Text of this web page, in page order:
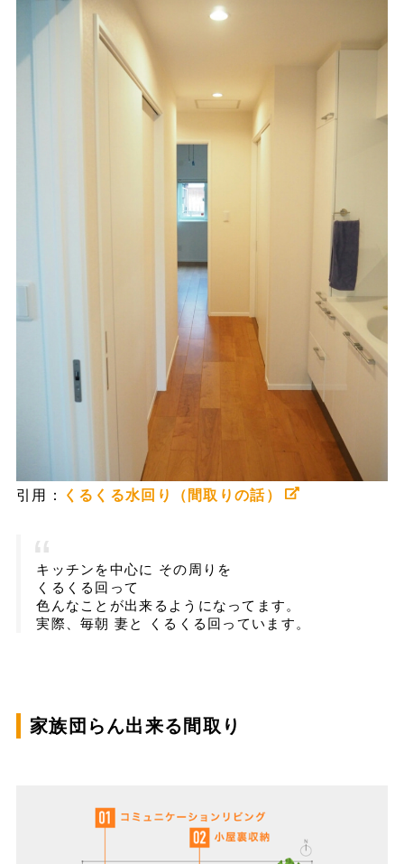
引用： くるくる水回り（間取りの話）
キッチンを中心に その周りを
くるくる回って
色んなことが出来るようになってます。
実際、毎朝 妻と くるくる回っています。
家族団らん出来る間取り